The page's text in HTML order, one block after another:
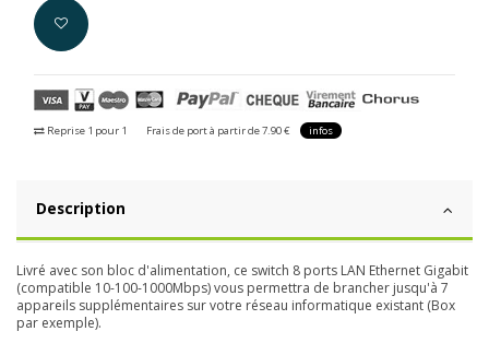
Reprise 1 pour 1 Frais de port à partir de 7.90 € infos
Description
Livré avec son bloc d'alimentation, ce switch 8 ports LAN Ethernet Gigabit
(compatible 10-100-1000Mbps) vous permettra de brancher jusqu'à 7
appareils supplémentaires sur votre réseau informatique existant (Box
par exemple).